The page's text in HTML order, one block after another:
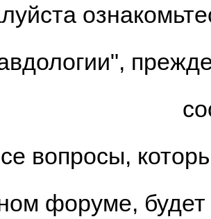
вопросы,
форуме,